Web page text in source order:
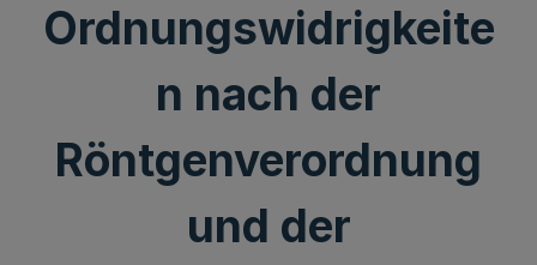
Ordnungswidrigkeite
n nach der
Röntgenverordnung
und der